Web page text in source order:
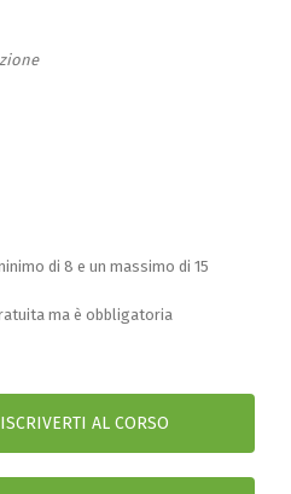
di 8 e un massimo di 15
ma è obbligatoria
AL CORSO